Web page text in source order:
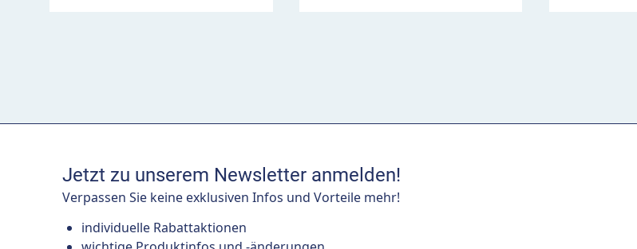
Jetzt zu unserem Newsletter anmelden!
Verpassen Sie keine exklusiven Infos und Vorteile mehr!
individuelle Rabattaktionen